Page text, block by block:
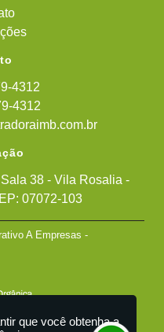
4312
4312
38 - Vila Rosalia -
07072-103
A Empresas -
que você obtenha a